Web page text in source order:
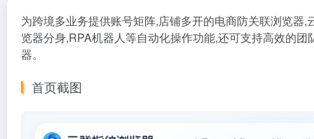
为跨境多业务提供账号矩阵,店铺多开的电商防关联浏览
览器分身,RPA机器人等自动化操作功能,还可支持高效的
器。
首页截图